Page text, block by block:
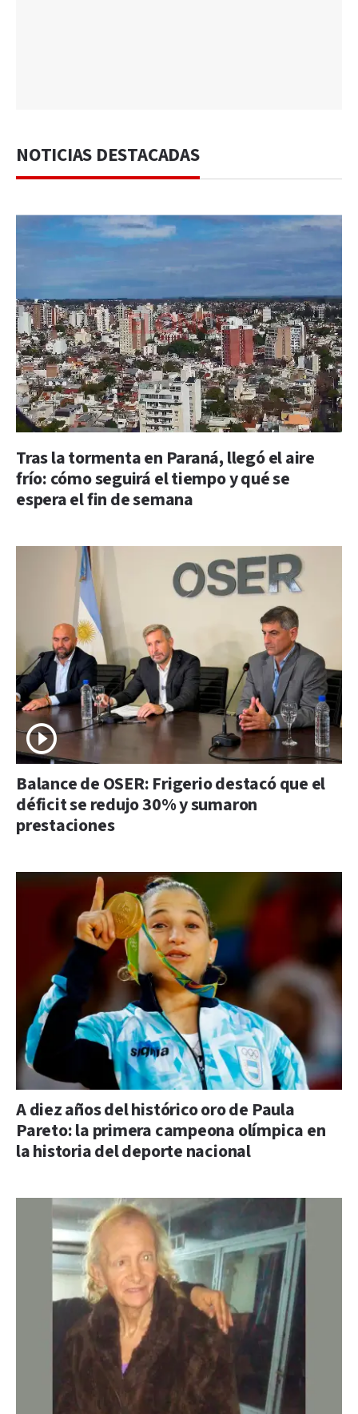
NOTICIAS DESTACADAS
Tras la tormenta en Paraná, llegó el aire
frío: cómo seguirá el tiempo y qué se
espera el fin de semana
Balance de OSER: Frigerio destacó que el
déficit se redujo 30% y sumaron
prestaciones
A diez años del histórico oro de Paula
Pareto: la primera campeona olímpica en
la historia del deporte nacional